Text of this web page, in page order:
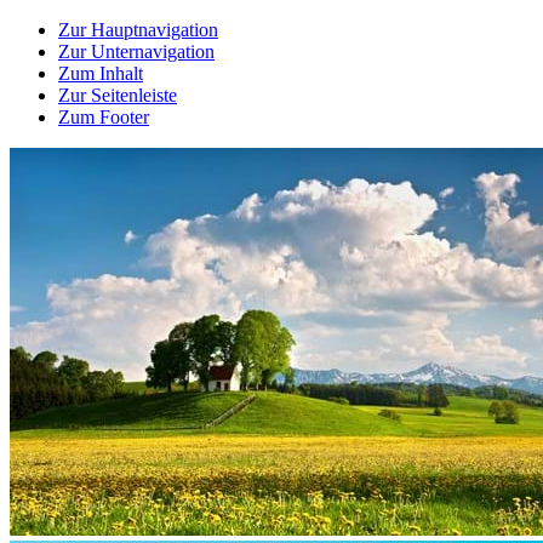
Zur Hauptnavigation
Zur Unternavigation
Zum Inhalt
Zur Seitenleiste
Zum Footer